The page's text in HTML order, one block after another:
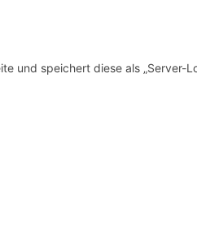
speichert diese als „Server-